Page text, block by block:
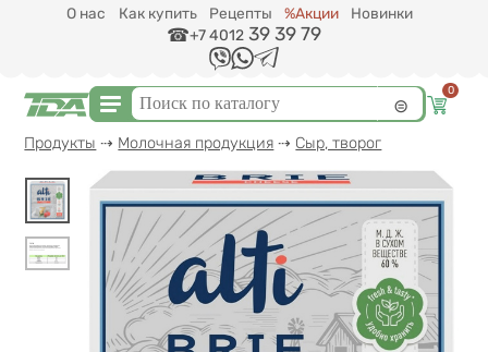
Перейти к основному содержанию
О нас Как купить Рецепты %Акции
Новинки
+7 4012 39 39 79
Форма поиска
Поиск 0
Вы здесь
Продукты ⇢ Молочная продукция ⇢ Сыр, творог